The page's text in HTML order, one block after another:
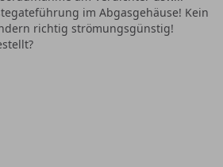
im Abgasgehäuse! Kein
richtig strömungsgünstig!